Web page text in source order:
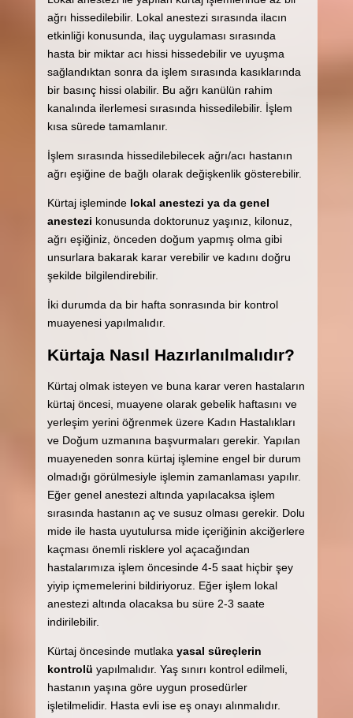
ağrı hissedilebilir. Lokal anestezi sırasında ilacın
etkinliği konusunda, ilaç uygulaması sırasında
hasta bir miktar acı hissi hissedebilir ve uyuşma
sağlandıktan sonra da işlem sırasında kasıklarında
bir basınç hissi olabilir. Bu ağrı kanülün rahim
kanalında ilerlemesi sırasında hissedilebilir. İşlem
kısa sürede tamamlanır.
İşlem sırasında hissedilebilecek ağrı/acı hastanın
ağrı eşiğine de bağlı olarak değişkenlik gösterebilir.
Kürtaj işleminde lokal anestezi ya da genel
anestezi konusunda doktorunuz yaşınız, kilonuz,
ağrı eşiğiniz, önceden doğum yapmış olma gibi
unsurlara bakarak karar verebilir ve kadını doğru
şekilde bilgilendirebilir.
İki durumda da bir hafta sonrasında bir kontrol
muayenesi yapılmalıdır.
Kürtaja Nasıl Hazırlanılmalıdır?
Kürtaj olmak isteyen ve buna karar veren hastaların
kürtaj öncesi, muayene olarak gebelik haftasını ve
yerleşim yerini öğrenmek üzere Kadın Hastalıkları
ve Doğum uzmanına başvurmaları gerekir. Yapılan
muayeneden sonra kürtaj işlemine engel bir durum
olmadığı görülmesiyle işlemin zamanlaması yapılır.
Eğer genel anestezi altında yapılacaksa işlem
sırasında hastanın aç ve susuz olması gerekir. Dolu
mide ile hasta uyutulursa mide içeriğinin akciğerlere
kaçması önemli risklere yol açacağından
hastalarımıza işlem öncesinde 4-5 saat hiçbir şey
yiyip içmemelerini bildiriyoruz. Eğer işlem lokal
anestezi altında olacaksa bu süre 2-3 saate
indirilebilir.
Kürtaj öncesinde mutlaka yasal süreçlerin
kontrolü yapılmalıdır. Yaş sınırı kontrol edilmeli,
hastanın yaşına göre uygun prosedürler
işletilmelidir. Hasta evli ise eş onayı alınmalıdır.